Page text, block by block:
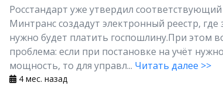
Росстандарт уже утвердил
Минтранс создадут электронный реестр, где
нужно будет платить госпошлину.При этом
проблема: если при постановке на учёт
мощность, то для управл... Читать далее >>
4 мес. назад